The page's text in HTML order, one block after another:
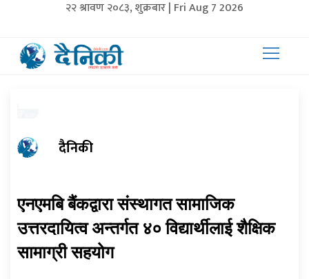
२२ श्रावण २०८३, शुक्रबार | Fri Aug 7 2026
दैनिकी
एनएमबि बैंकद्वारा संस्थागत सामाजिक
उत्तरदायित्व अन्तर्गत ४० विद्यार्थीलाई शैक्षिक
सामाग्री सहयोग